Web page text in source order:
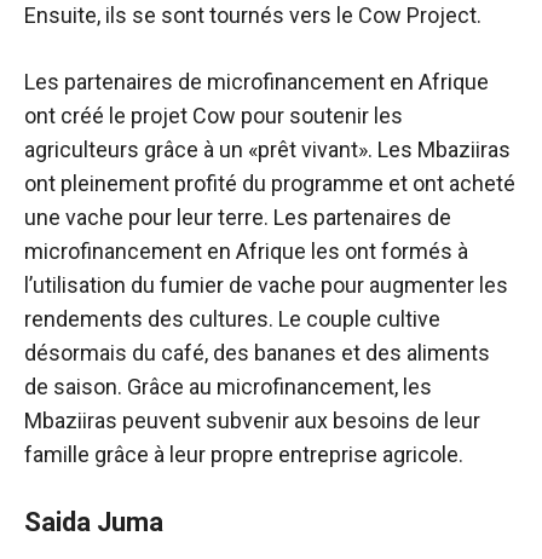
Ensuite, ils se sont tournés vers le Cow Project.
Les partenaires de microfinancement en Afrique
ont créé le projet Cow pour soutenir les
agriculteurs grâce à un «prêt vivant». Les Mbaziiras
ont pleinement profité du programme et ont acheté
une vache pour leur terre. Les partenaires de
microfinancement en Afrique les ont formés à
l’utilisation du fumier de vache pour augmenter les
rendements des cultures. Le couple cultive
désormais du café, des bananes et des aliments
de saison. Grâce au microfinancement, les
Mbaziiras peuvent subvenir aux besoins de leur
famille grâce à leur propre entreprise agricole.
Saida Juma